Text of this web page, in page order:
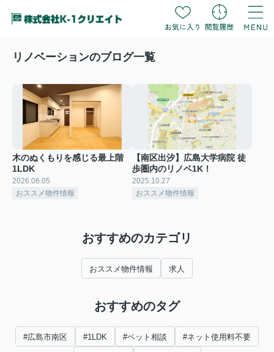
リノベーションのブログ一覧
木のぬくもりを感じる最上階
1LDK
2026.06.05
おススメ物件情報
【南区出汐】広島大学病院 徒
歩圏内のリノベ1K！
2025.10.27
おススメ物件情報
おすすめのカテゴリ
おススメ物件情報 求人
おすすめのタグ
#広島市南区 #1LDK #ペット相談 #ネット使用料不要